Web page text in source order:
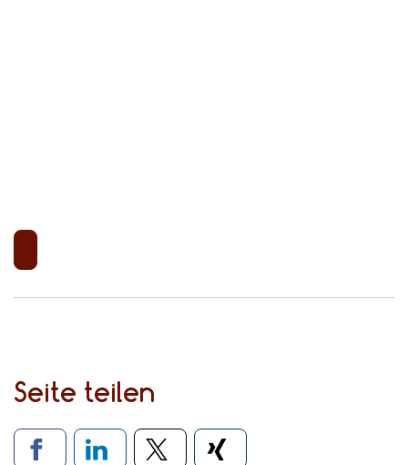
Seite teilen
Verlinkung zu sozialen Medien